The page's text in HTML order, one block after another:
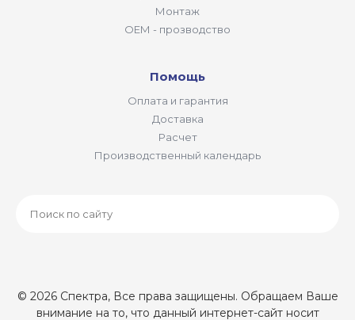
Монтаж
ОЕМ - прозводство
Помощь
Оплата и гарантия
Доставка
Расчет
Производственный календарь
© 2026 Спектра, Все права защищены. Обращаем Ваше
внимание на то, что данный интернет-сайт носит